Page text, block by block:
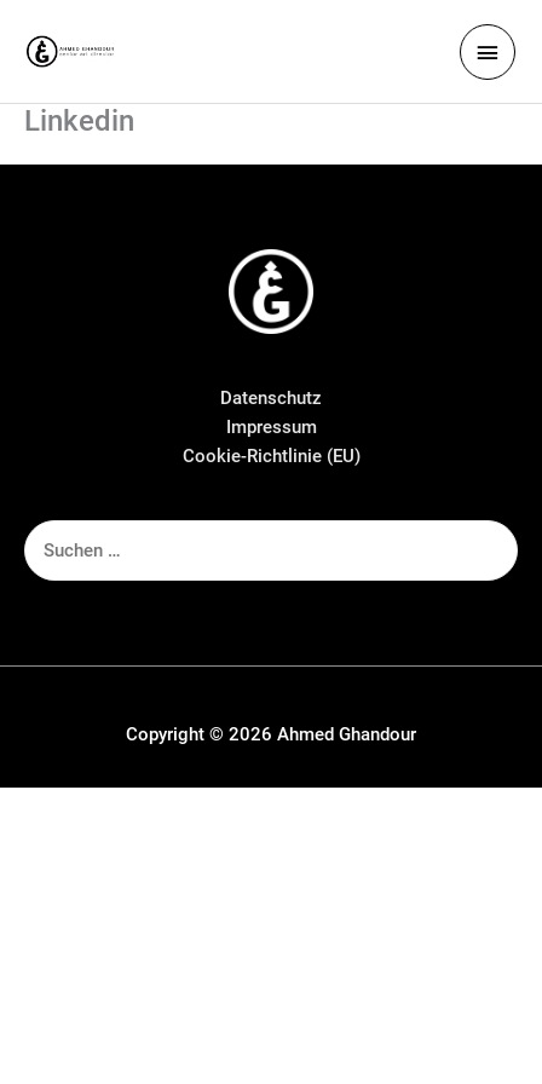
Inhalt
springen
Linkedin
Datenschutz
Impressum
Cookie-Richtlinie (EU)
Suchen
nach:
Copyright © 2026 Ahmed Ghandour